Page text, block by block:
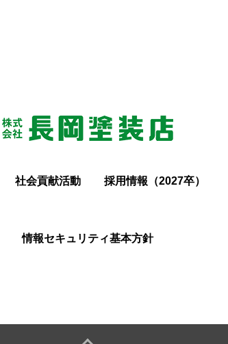
社会貢献活動 採用情報（2027卒）
情報セキュリティ基本方針